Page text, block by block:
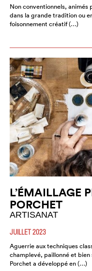
Non conventionnels, animés
dans la grande tradition ou
foisonnement créatif (…)
L’ÉMAILLAGE
PORCHET
ARTISANAT
JUILLET 2023
Aguerrie aux techniques
champlevé, paillonné et
Porchet a développé en (…)